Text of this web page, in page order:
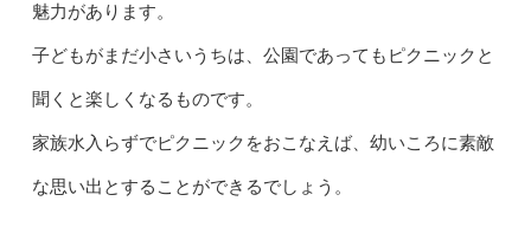
魅力があります。
子どもがまだ小さいうちは、公園であってもピクニックと
聞くと楽しくなるものです。
家族水入らずでピクニックをおこなえば、幼いころに素敵
な思い出とすることができるでしょう。